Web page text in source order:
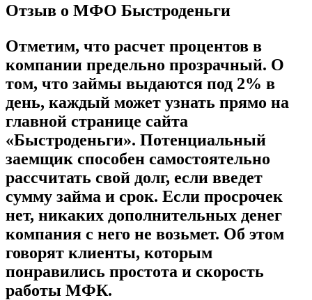
Отзыв о МФО Быстроденьги
Отметим, что расчет процентов в
компании предельно прозрачный. О
том, что займы выдаются под 2% в
день, каждый может узнать прямо на
главной странице сайта
«Быстроденьги». Потенциальный
заемщик способен самостоятельно
рассчитать свой долг, если введет
сумму займа и срок. Если просрочек
нет, никаких дополнительных денег
компания с него не возьмет. Об этом
говорят клиенты, которым
понравились простота и скорость
работы МФК.